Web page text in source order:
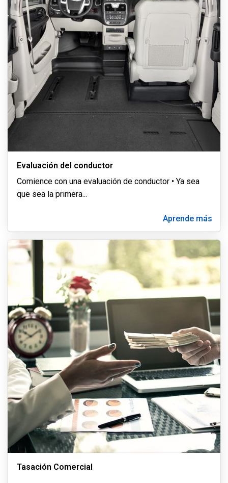
Evaluación del conductor
Comience con una evaluación de conductor • Ya sea
que sea la primera...
Aprende más
Tasación Comercial